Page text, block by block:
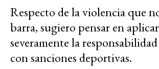
Respecto de la violencia que
barra, sugiero pensar en aplicar
severamente la
con sanciones deportivas.